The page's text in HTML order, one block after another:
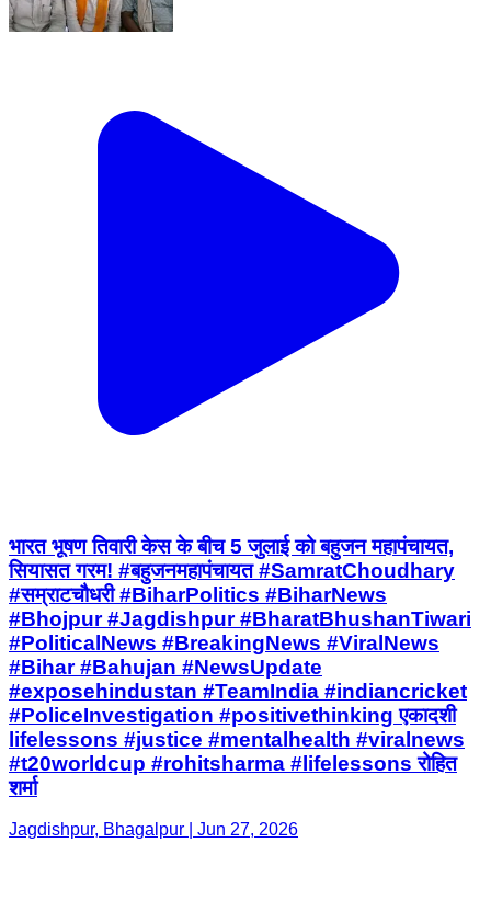
भारत भूषण तिवारी केस के बीच 5 जुलाई को बहुजन महापंचायत,
सियासत गरम! #बहुजनमहापंचायत #SamratChoudhary
#Bihar #Bahujan #NewsUpdate
#exposehindustan #TeamIndia #indiancricket
#PoliceInvestigation #positivethinking एकादशी
lifelessons #justice #mentalhealth #viralnews
#t20worldcup #rohitsharma #lifelessons रोहित
शर्मा
Jagdishpur, Bhagalpur | Jun 27, 2026